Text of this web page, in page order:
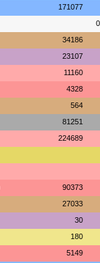
171077
34186
23107
11160
4328
564
81251
224689
90373
27033
30
180
5149